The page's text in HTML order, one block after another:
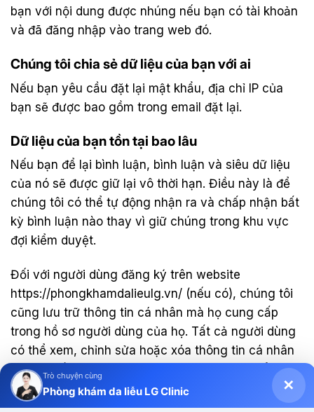
bạn với nội dung được nhúng nếu bạn có tài khoản
và đã đăng nhập vào trang web đó.
Chúng tôi chia sẻ dữ liệu của bạn với ai
Nếu bạn yêu cầu đặt lại mật khẩu, địa chỉ IP của
bạn sẽ được bao gồm trong email đặt lại.
Dữ liệu của bạn tồn tại bao lâu
Nếu bạn để lại bình luận, bình luận và siêu dữ liệu
của nó sẽ được giữ lại vô thời hạn. Điều này là để
chúng tôi có thể tự động nhận ra và chấp nhận bất
kỳ bình luận nào thay vì giữ chúng trong khu vực
đợi kiểm duyệt.
Đối với người dùng đăng ký trên website
https://phongkhamdalieulg.vn/ (nếu có), chúng tôi
cũng lưu trữ thông tin cá nhân mà họ cung cấp
trong hồ sơ người dùng của họ. Tất cả người dùng
có thể xem, chỉnh sửa hoặc xóa thông tin cá nhân
của họ bất kỳ lúc nào (ngoại trừ họ không thể thay
đổi tên người dùng của họ). Quản trị viên của trang
web Phòng khám da liễu LG Clinic cũng có thể xem
Trò chuyện cùng
Phòng khám da liễu LG Clinic ✕